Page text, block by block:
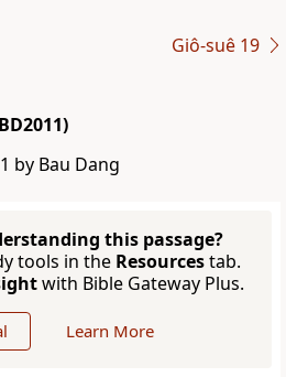
Giô-suê 19
by Bau Dang
this passage?
tools in the Resourcestab.
with Bible Gateway Plus.
Learn More